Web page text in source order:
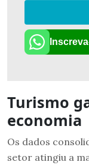
Turismo
economia
Os dados
setor atingiu a